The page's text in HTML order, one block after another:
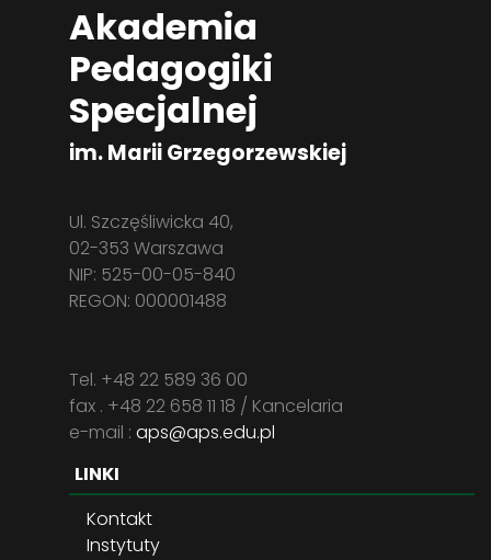
Akademia
Pedagogiki
Specjalnej
im. Marii Grzegorzewskiej
Ul. Szczęśliwicka 40,
02-353 Warszawa
NIP: 525-00-05-840
REGON: 000001488
Tel. +48 22 589 36 00
fax . +48 22 658 11 18 / Kancelaria
e-mail : aps@aps.edu.pl
LINKI
Kontakt
Instytuty